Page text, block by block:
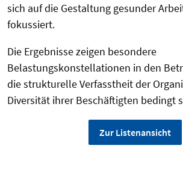
sich auf die Gestaltung gesunder
fokussiert.
Die Ergebnisse zeigen besondere
Belastungskonstellationen in den
die strukturelle Verfasstheit der
Diversität ihrer Beschäftigten bedingt
Zur Listenansicht